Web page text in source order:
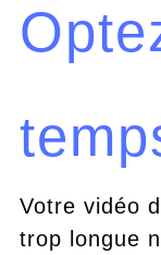
Votre vidéo
trop longue